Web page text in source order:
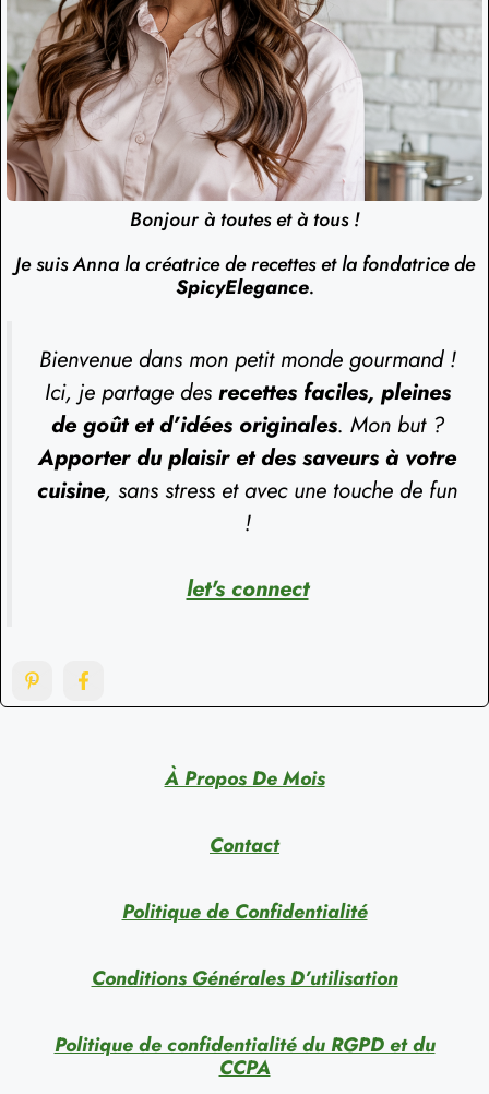
Bonjour à toutes et à tous !
Je suis Anna la créatrice de recettes et la fondatrice de
SpicyElegance.
Bienvenue dans mon petit monde gourmand !
Ici, je partage des recettes faciles, pleines
de goût et d’idées originales. Mon but ?
Apporter du plaisir et des saveurs à votre
cuisine, sans stress et avec une touche de fun
!
let's connect
À Propos De Mois
Contact
Politique de Confidentialité
Conditions Générales D’utilisation
Politique de confidentialité du RGPD et du
CCPA